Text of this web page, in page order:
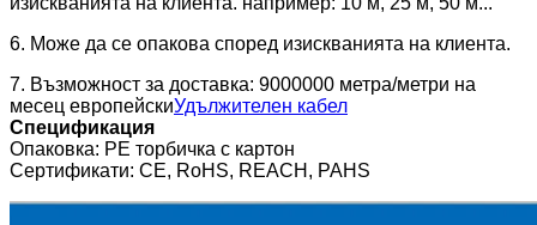
6. Може да се опакова според изискванията на клиента.
7. Възможност за доставка: 9000000 метра/метри на
месец европейскиУдължителен кабел
Спецификация
Опаковка: PE торбичка с картон
Сертификати: CE, RoHS, REACH, PAHS